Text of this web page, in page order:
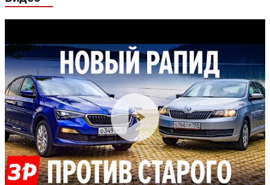
Задние тормоза: дисковые дисковые
Производство: Чехия
Гарантия: 3 года или 100 000 км пробега